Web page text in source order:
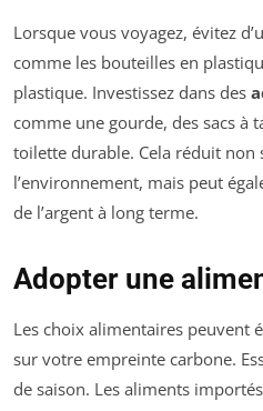
Lorsque vous voyagez, évitez
comme les bouteilles en
plastique. Investissez dans des
comme une gourde, des sacs à
toilette durable. Cela réduit
l’environnement, mais peut
de l’argent à long terme.
Adopter une
Les choix alimentaires peuvent
sur votre empreinte carbone.
de saison. Les aliments